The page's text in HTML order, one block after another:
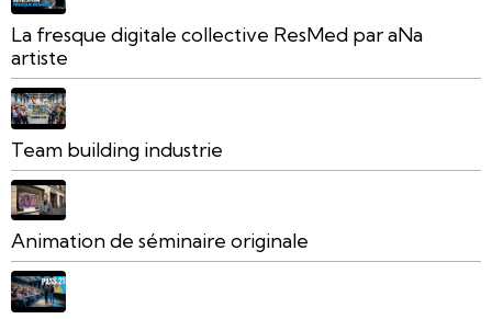
La fresque digitale collective ResMed par aNa
artiste
Team building industrie
Animation de séminaire originale